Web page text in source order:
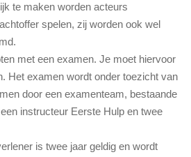
te maken worden acteurs
spelen, zij worden ook wel
met een examen. Je moet hiervoor
Het examen wordt onder toezicht van
door een examenteam, bestaande
instructeur Eerste Hulp en twee
is twee jaar geldig en wordt